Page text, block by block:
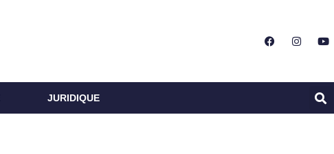
JURIDIQUE